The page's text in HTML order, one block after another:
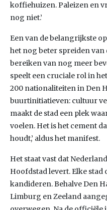
koffiehuizen. Paleizen en
nog niet.’
Een van de belangrijkste
het nog beter spreiden
bereiken van nog meer
speelt een cruciale rol in
200 nationaliteiten in Den
buurtinitiatieven: cultuur
maakt de stad een plek
voelen. Het is het cement
houdt,’ aldus het manifest.
Het staat vast dat
Hoofdstad levert. Elke
kandideren. Behalve Den
Limburg en Zeeland